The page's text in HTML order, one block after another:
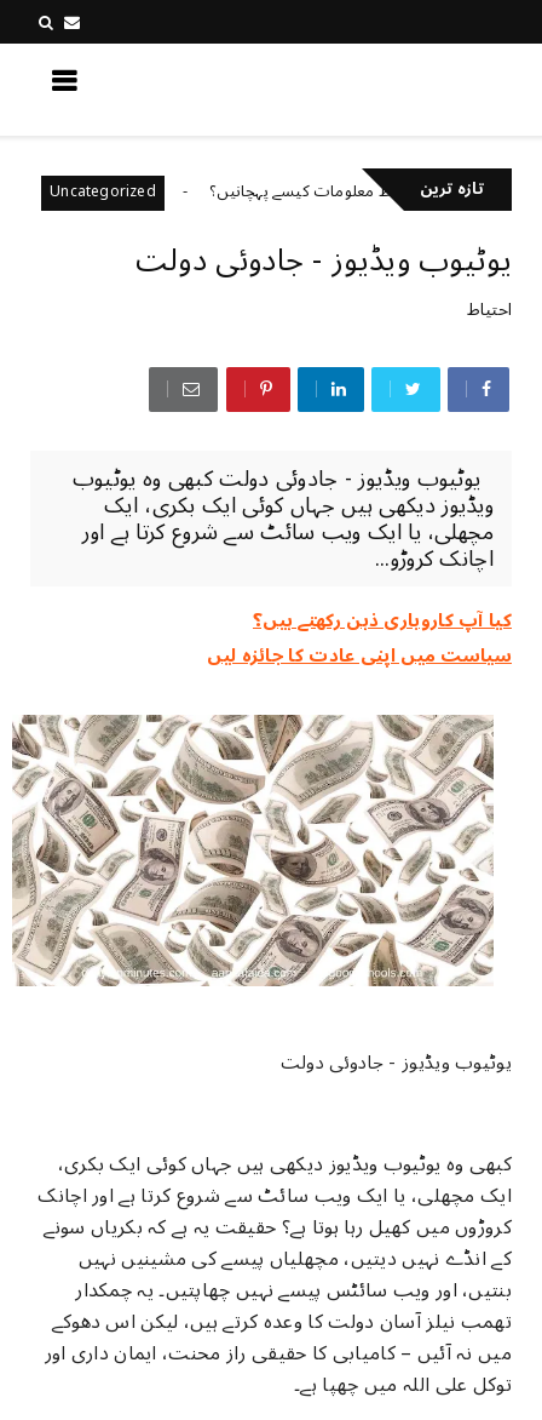
تازہ ترین
میڈیا پر غلط معلومات کیسے پہچانیں؟ Uncategorized باہمی
یوٹیوب ویڈیوز - جادوئی دولت
احتیاط
یوٹیوب ویڈیوز - جادوئی دولت کبھی وہ یوٹیوب
ویڈیوز دیکھی ہیں جہاں کوئی ایک بکری، ایک
مچھلی، یا ایک ویب سائٹ سے شروع کرتا ہے اور
اچانک کروڑو...
کیا آپ کاروباری ذہن رکھتے ہیں؟
سیاست میں اپنی عادت کا جائزہ لیں
یوٹیوب ویڈیوز - جادوئی دولت
کبھی وہ یوٹیوب ویڈیوز دیکھی ہیں جہاں کوئی ایک بکری،
ایک مچھلی، یا ایک ویب سائٹ سے شروع کرتا ہے اور اچانک
کروڑوں میں کھیل رہا ہوتا ہے؟ حقیقت یہ ہے کہ بکریاں سونے
کے انڈے نہیں دیتیں، مچھلیاں پیسے کی مشینیں نہیں
بنتیں، اور ویب سائٹس پیسے نہیں چھاپتیں۔ یہ چمکدار
تھمب نیلز آسان دولت کا وعدہ کرتے ہیں، لیکن اس دھوکے
میں نہ آئیں – کامیابی کا حقیقی راز محنت، ایمان داری اور
توکل علی اللہ میں چھپا ہے۔